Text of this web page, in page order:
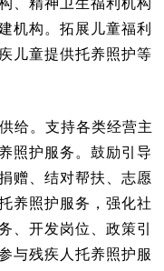
、精神卫生福利机构
机构。拓展儿童福利
儿童提供托养照护等
。支持各类经营主
照护服务。鼓励引导
赠、结对帮扶、志愿
养照护服务，强化社
、开发岗位、政策引
与残疾人托养照护服